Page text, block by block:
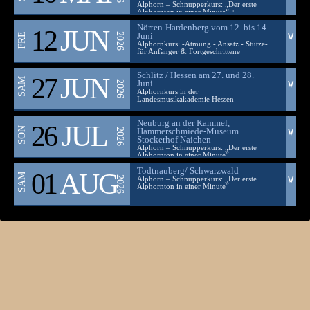
Alphorn – Schnupperkurs: „Der erste
Alphornton in einer Minute“ +
Ausstellung
FRE 12JUN 2026
Nörten-Hardenberg vom 12. bis 14.
Juni
Alphornkurs: -Atmung - Ansatz - Stütze-
für Anfänger & Fortgeschrittene
∨
∧
SAM 27JUN 2026
Schlitz / Hessen am 27. und 28.
Juni
Alphornkurs in der
Landesmusikakademie Hessen
∨
∧
SON 26JUL 2026
Neuburg an der Kammel,
Hammerschmiede-Museum
Stockerhof Naichen
Alphorn – Schnupperkurs: „Der erste
Alphornton in einer Minute“
∨
∧
SAM 01AUG2026
Todtnauberg/ Schwarzwald
Alphorn – Schnupperkurs: „Der erste
Alphornton in einer Minute“
∨
∧